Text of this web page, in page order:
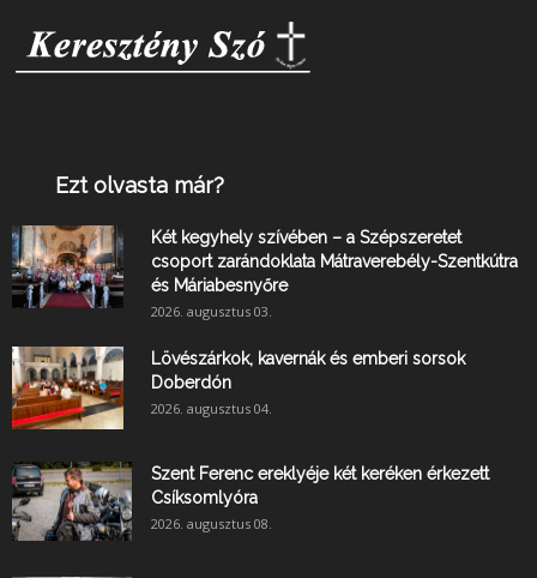
Ezt olvasta már?
Két kegyhely szívében – a Szépszeretet
csoport zarándoklata Mátraverebély-Szentkútra
és Máriabesnyőre
2026. augusztus 03.
Lövészárkok, kavernák és emberi sorsok
Doberdón
2026. augusztus 04.
Szent Ferenc ereklyéje két keréken érkezett
Csíksomlyóra
2026. augusztus 08.